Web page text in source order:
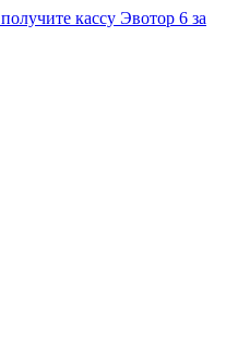
кассу Эвотор 6 за